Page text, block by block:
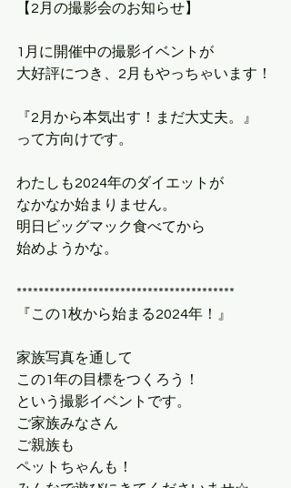
【2月の撮影会のお知らせ】
1月に開催中の撮影イベントが
大好評につき、2月もやっちゃいます！
『2月から本気出す！まだ大丈夫。』
って方向けです。
わたしも2024年のダイエットが
なかなか始まりません。
明日ビッグマック食べてから
始めようかな。
****************************************
『この1枚から始まる2024年！』
家族写真を通して
この1年の目標をつくろう！
という撮影イベントです。
ご家族みなさん
ご親族も
ペットちゃんも！